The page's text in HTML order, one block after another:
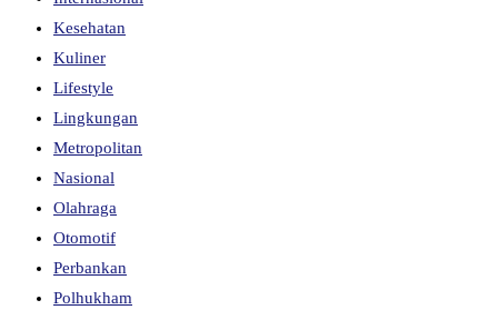
Kesehatan
Kuliner
Lifestyle
Lingkungan
Metropolitan
Nasional
Olahraga
Otomotif
Perbankan
Polhukham